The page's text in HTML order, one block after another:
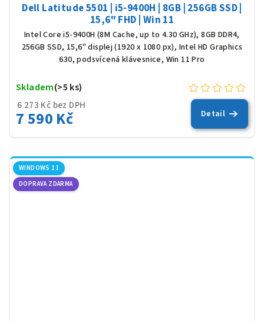
Dell Latitude 5501 | i5-9400H | 8GB | 256GB SSD |
15,6" FHD | Win 11
Intel Core i5-9400H (8M Cache, up to 4.30 GHz), 8GB DDR4,
256GB SSD, 15,6" displej (1920 x 1080 px), Intel HD Graphics
630, podsvícená klávesnice, Win 11 Pro
6 273 Kč bez DPH
7 590 Kč
Skladem(>5 ks)
Detail
WINDOWS 11
DOPRAVA ZDARMA